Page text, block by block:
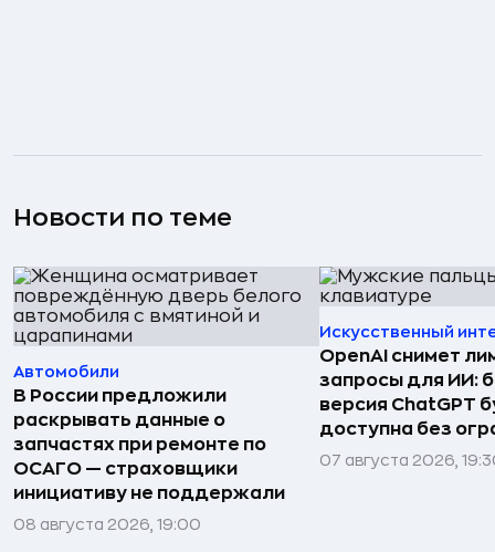
Новости по теме
Автомобили
В России предложили
раскрывать данные о
запчастях при ремонте по
ОСАГО — страховщики
инициативу не поддержали
08 августа 2026, 19:00
Искусственный
OpenAI снимет
запросы для ИИ:
версия ChatGPT
доступна без
07 августа 2026,